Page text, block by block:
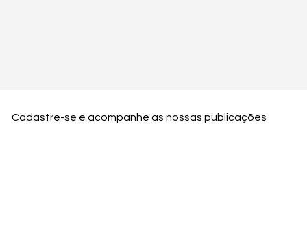
Cadastre-se e acompanhe as nossas publicações